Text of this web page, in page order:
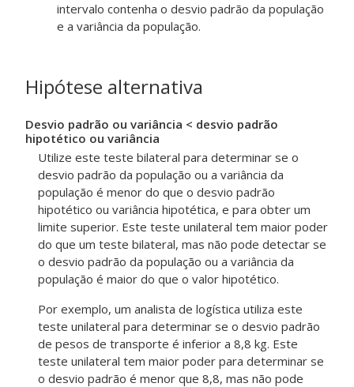
intervalo contenha o desvio padrão da população
e a variância da população.
Hipótese alternativa
Desvio padrão ou variância < desvio padrão
hipotético ou variância
Utilize este teste bilateral para determinar se o
desvio padrão da população ou a variância da
população é menor do que o desvio padrão
hipotético ou variância hipotética, e para obter um
limite superior. Este teste unilateral tem maior poder
do que um teste bilateral, mas não pode detectar se
o desvio padrão da população ou a variância da
população é maior do que o valor hipotético.
Por exemplo, um analista de logística utiliza este
teste unilateral para determinar se o desvio padrão
de pesos de transporte é inferior a 8,8 kg. Este
teste unilateral tem maior poder para determinar se
o desvio padrão é menor que 8,8, mas não pode